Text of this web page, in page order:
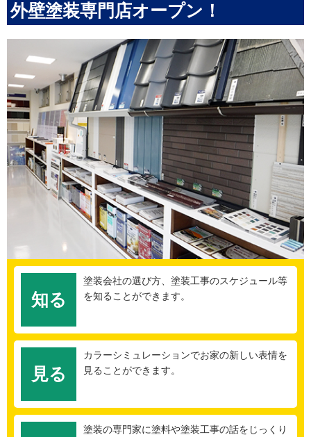
外壁塗装専門店オープン！
知る
塗装会社の選び方、塗装工事のスケジュール等
を知ることができます。
見る
カラーシミュレーションでお家の新しい表情を
見ることができます。
塗装の専門家に塗料や塗装工事の話をじっくり